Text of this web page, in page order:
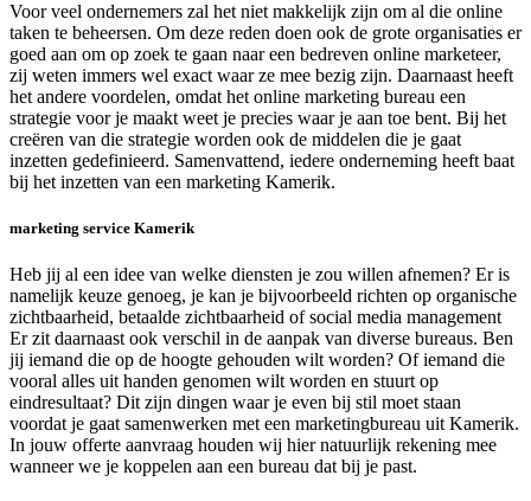
Voor veel ondernemers zal het niet makkelijk zijn om al die online
taken te beheersen. Om deze reden doen ook de grote organisaties er
goed aan om op zoek te gaan naar een bedreven online marketeer,
zij weten immers wel exact waar ze mee bezig zijn. Daarnaast heeft
het andere voordelen, omdat het online marketing bureau een
strategie voor je maakt weet je precies waar je aan toe bent. Bij het
creëren van die strategie worden ook de middelen die je gaat
inzetten gedefinieerd. Samenvattend, iedere onderneming heeft baat
bij het inzetten van een marketing Kamerik.
marketing service Kamerik
Heb jij al een idee van welke diensten je zou willen afnemen? Er is
namelijk keuze genoeg, je kan je bijvoorbeeld richten op organische
zichtbaarheid, betaalde zichtbaarheid of social media management
Er zit daarnaast ook verschil in de aanpak van diverse bureaus. Ben
jij iemand die op de hoogte gehouden wilt worden? Of iemand die
vooral alles uit handen genomen wilt worden en stuurt op
eindresultaat? Dit zijn dingen waar je even bij stil moet staan
voordat je gaat samenwerken met een marketingbureau uit Kamerik.
In jouw offerte aanvraag houden wij hier natuurlijk rekening mee
wanneer we je koppelen aan een bureau dat bij je past.